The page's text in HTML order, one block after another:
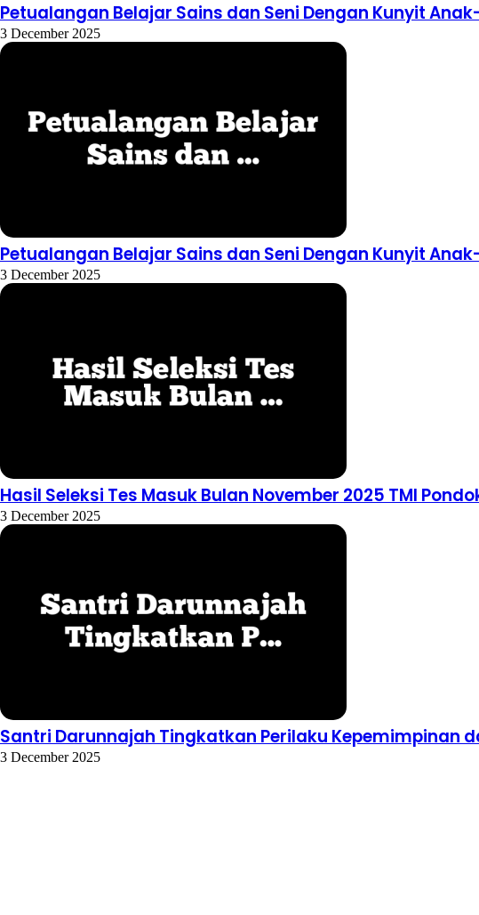
Petualangan Belajar Sains dan Seni Dengan Kunyit
3 December 2025
Petualangan Belajar Sains dan Seni Dengan Kunyit
3 December 2025
Hasil Seleksi Tes Masuk Bulan November 2025 TMI
3 December 2025
Santri Darunnajah Tingkatkan Perilaku Kepemimpinan
3 December 2025